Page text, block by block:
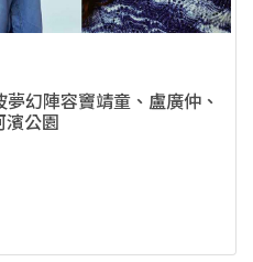
夢幻陣容竇靖童、盧廣仲、
濱公園